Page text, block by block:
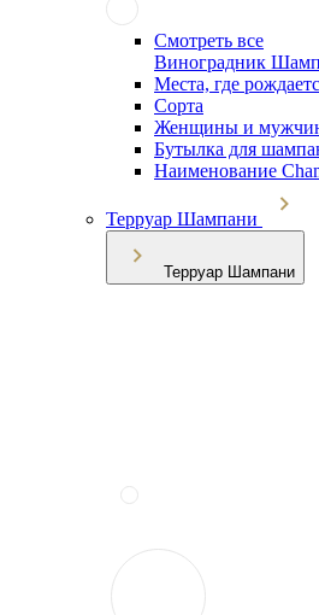
Смотреть все
Виноградник
Места, где
Сорта
Женщины и
Бутылка для
Наименование
Терруар Шампани
Терруар Шампани